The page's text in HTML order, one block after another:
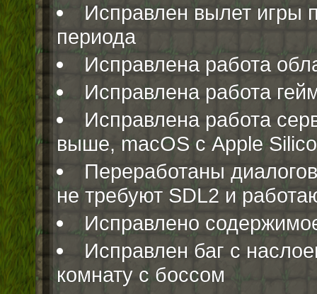
Исправлен вылет игры
периода
Исправлена работа
Исправлена работа
Исправлена работа
выше, macOS с Apple
Переработаны
не требуют SDL2 и
Исправлено
Исправлен баг с
комнату с боссом